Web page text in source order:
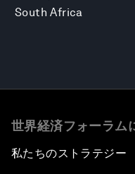
South Africa
世界経済フォーラム
私たちのストラテジー